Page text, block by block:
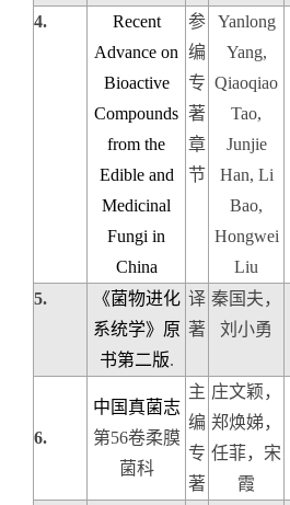
4.
Recent
Advance on
Bioactive
Compounds
from the
Edible and
Medicinal
Fungi in
China
参
编
专
著
章
节
Yanlong
Yang,
Qiaoqiao
Tao,
Junjie
Han, Li
Bao,
Hongwei
Liu
5.
《菌物进化
系统学》原
书第二版.
译
著
秦国夫，
刘小勇
6.
中国真菌志
第56卷柔膜
菌科
主
编
专
著
庄文颖，
郑焕娣，
任菲，宋
霞